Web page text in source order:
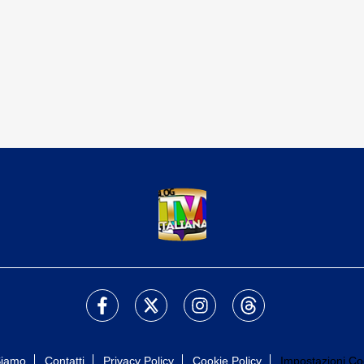
Contatti Privacy Policy Cookie Policy Impostazioni